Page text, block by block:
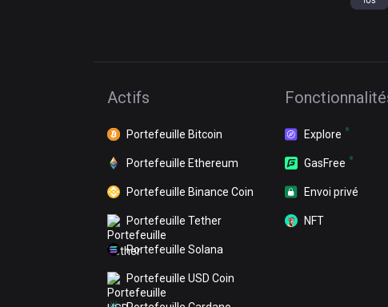
Actifs
Portefeuille Bitcoin
Portefeuille Ethereum
Portefeuille Binance Coin
Portefeuille Tether
Portefeuille Solana
Portefeuille USD Coin
Explore
GasFree
Envoi privé
NFT